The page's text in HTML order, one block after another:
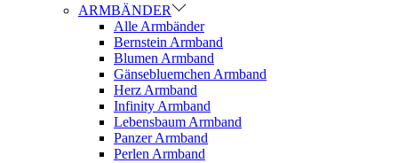
ARMBÄNDER
Alle Armbänder
Bernstein Armband
Blumen Armband
Gänsebluemchen Armband
Herz Armband
Infinity Armband
Lebensbaum Armband
Panzer Armband
Perlen Armband